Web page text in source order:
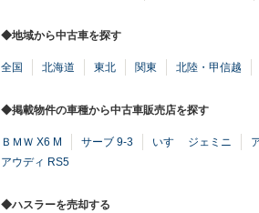
◆地域から中古車を探す
全国 北海道 東北 関東 北陸・甲信越
◆掲載物件の車種から中古車販売店を探す
ＢＭＷ X6 M サーブ 9-3 いすゞ ジェミニ
アウディ RS5
◆ハスラーを売却する